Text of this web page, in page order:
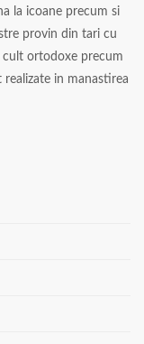
la icoane precum si
provin din tari cu
ortodoxe precum
realizate in manastirea